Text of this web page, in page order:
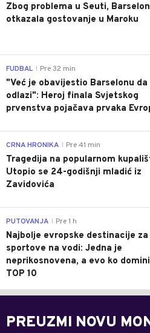
Zbog problema u Seuti,
otkazala gostovanje u Maroku
FUDBAL Pre 32 min
"Već je obavijestio Barselonu da
odlazi": Heroj finala Svjetskog
prvenstva pojačava prvaka
CRNA HRONIKA Pre 41 min
Tragedija na popularnom
Utopio se 24-godišnji mladić iz
Zavidovića
PUTOVANJA Pre 1 h
Najbolje evropske destinacije za
sportove na vodi: Jedna je
neprikosnovena, a evo ko
TOP 10
PREUZMI NOVU